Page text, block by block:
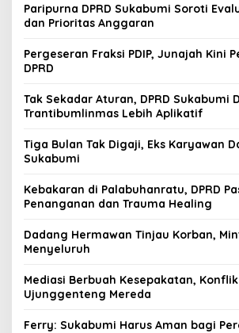
Paripurna DPRD Sukabumi Soroti
dan Prioritas Anggaran
Pergeseran Fraksi PDIP, Junajah Kini
DPRD
Tak Sekadar Aturan, DPRD Sukabumi
Trantibumlinmas Lebih Aplikatif
Tiga Bulan Tak Digaji, Eks Karyawan
Sukabumi
Kebakaran di Palabuhanratu, DPRD
Penanganan dan Trauma Healing
Dadang Hermawan Tinjau Korban,
Menyeluruh
Mediasi Berbuah Kesepakatan,
Ujunggenteng Mereda
Ferry: Sukabumi Harus Aman bagi